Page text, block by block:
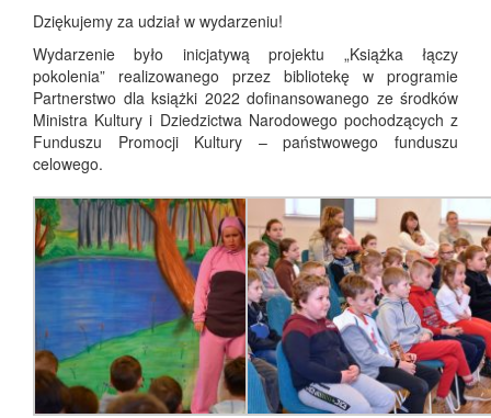
Dziękujemy za udział w wydarzeniu!
Wydarzenie było inicjatywą projektu „Książka łączy
pokolenia” realizowanego przez bibliotekę w programie
Partnerstwo dla książki 2022 dofinansowanego ze środków
Ministra Kultury i Dziedzictwa Narodowego pochodzących z
Funduszu Promocji Kultury – państwowego funduszu
celowego.